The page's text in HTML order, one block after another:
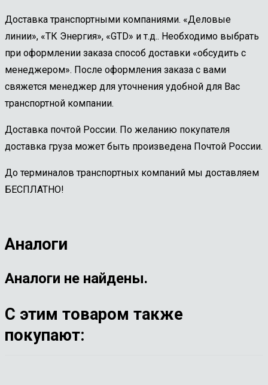
Доставка транспортными компаниями. «Деловые
линии», «ТК Энергия», «GTD» и т.д.. Необходимо выбрать
при оформлении заказа способ доставки «обсудить с
менеджером». После оформления заказа с вами
свяжется менеджер для уточнения удобной для Вас
транспортной компании.
Доставка почтой России. По желанию покупателя
доставка груза может быть произведена Почтой России.
До терминалов транспортных компаний мы доставляем
БЕСПЛАТНО!
Аналоги
Аналоги не найдены.
С этим товаром также
покупают: